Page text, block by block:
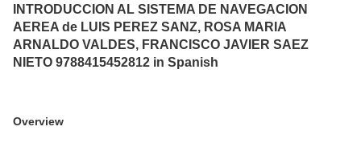
INTRODUCCION AL SISTEMA DE NAVEGACION
AEREA de LUIS PEREZ SANZ, ROSA MARIA
ARNALDO VALDES, FRANCISCO JAVIER SAEZ
NIETO 9788415452812 in Spanish
Overview